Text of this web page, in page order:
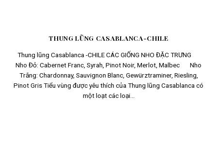
THUNG LŨNG CASABLANCA-CHILE
Thung lũng Casablanca -CHILE CÁC GIỐNG NHO ĐẶC TRƯNG
Nho Đỏ: Cabernet Franc, Syrah, Pinot Noir, Merlot, Malbec Nho
Trắng: Chardonnay, Sauvignon Blanc, Gewürztraminer, Riesling,
Pinot Gris Tiểu vùng được yêu thích của Thung lũng Casablanca có
một loạt các loại...